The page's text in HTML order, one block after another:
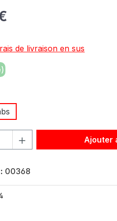
de livraison en sus
: Entrez la quantitéAjouter
00368